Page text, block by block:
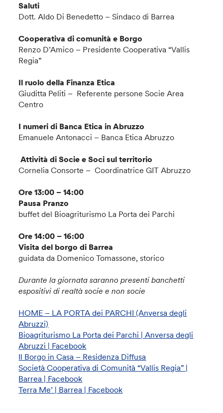
Saluti
Dott. Aldo Di Benedetto – Sindaco di Barrea
Cooperativa di comunità e Borgo
Renzo D’Amico – Presidente Cooperativa “Vallis
Regia”
Il ruolo della Finanza Etica
Giuditta Peliti – Referente persone Socie Area
Centro
I numeri di Banca Etica in Abruzzo
Emanuele Antonacci – Banca Etica Abruzzo
Attività di Socie e Soci sul territorio
Cornelia Consorte – Coordinatrice GIT Abruzzo
Ore 13:00 – 14:00
Pausa Pranzo
buffet del Bioagriturismo La Porta dei Parchi
Ore 14:00 – 16:00
Visita del borgo di Barrea
guidata da Domenico Tomassone, storico
Durante la giornata saranno presenti banchetti
espositivi di realtà socie e non socie
HOME – LA PORTA dei PARCHI (Anversa degli
Abruzzi)
Bioagriturismo La Porta dei Parchi | Anversa degli
Abruzzi | Facebook
Il Borgo in Casa – Residenza Diffusa
Società Cooperativa di Comunità “Vallis Regia” |
Barrea | Facebook
Terra Me’ | Barrea | Facebook